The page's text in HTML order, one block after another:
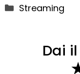
Categorie
Streaming
Dai